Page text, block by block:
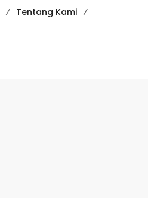
Tentang Kami